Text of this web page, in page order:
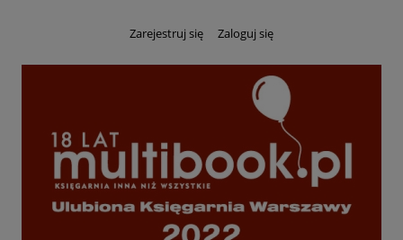
Zarejestruj się Zaloguj się